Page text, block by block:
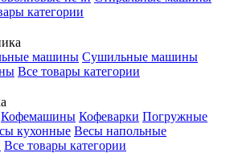
категории
машины Сушильные машины
Все товары категории
Кофемашины Кофеварки Погружные
кухонные Весы напольные
Все товары категории